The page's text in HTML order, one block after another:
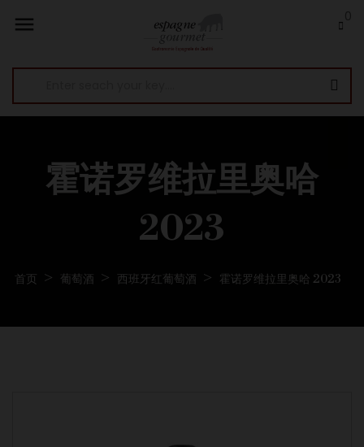

霍诺罗维拉里奥哈
2023
首页 葡萄酒 西班牙红葡萄酒 霍诺罗维拉里奥哈 2023